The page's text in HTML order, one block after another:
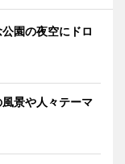
園の夜空にドロ
景や人々テーマ